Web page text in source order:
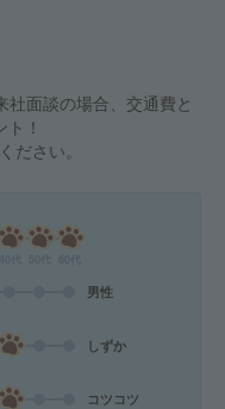
面談の場合、交通費と
！
さい。
男性
しずか
コツコツ